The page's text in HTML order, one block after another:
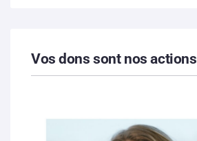
Vos dons sont nos actions